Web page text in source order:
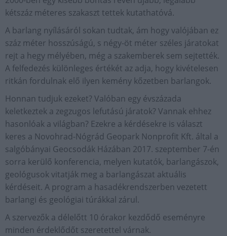
kétszáz méteres szakaszt tettek kutathatóvá.
A barlang nyílásáról sokan tudtak, ám hogy valójában ez
száz méter hosszúságú, s négy-öt méter széles járatokat
rejt a hegy mélyében, még a szakemberek sem sejtették.
A felfedezés különleges értékét az adja, hogy kivételesen
ritkán fordulnak elő ilyen kemény kőzetben barlangok.
Honnan tudjuk ezeket? Valóban egy évszázada
keletkeztek a zegzugos lefutású járatok? Vannak ehhez
hasonlóak a világban? Ezekre a kérdésekre is választ
keres a Novohrad-Nógrád Geopark Nonprofit Kft. által a
salgóbányai Geocsodák Házában 2017. szeptember 7-én
sorra kerülő konferencia, melyen kutatók, barlangászok,
geológusok vitatják meg a barlangászat aktuális
kérdéseit. A program a hasadékrendszerben vezetett
barlangi és geológiai túrákkal zárul.
A szervezők a délelőtt 10 órakor kezdődő eseményre
minden érdeklődőt szeretettel várnak.